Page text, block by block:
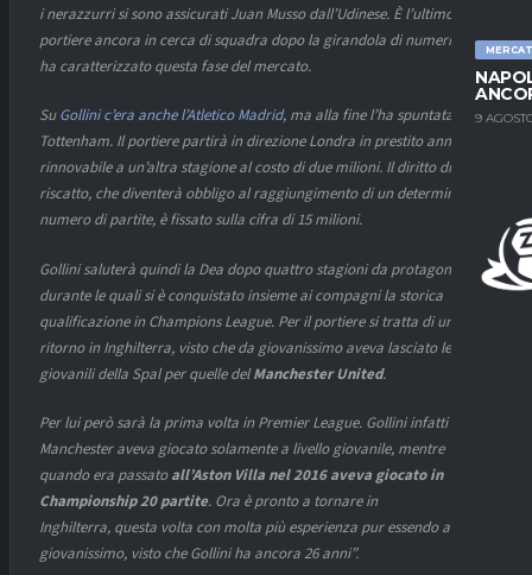
9
i nerazzurri si sono assicurati Juan Musso dall’Udinese. È l’ultimo
portiere ancora in cerca di squadra dopo la girandola di numeri 1 che
ha caratterizzato questa fase del mercato.
SuGollini c’era anche l’Atletico Madrid, ma alla fine l’ha spuntata il
Tottenham. Il portiere partirà in direzione Londra in prestito annuale
rinnovabile a un’altra stagione al costo di due milioni. Il diritto di
riscatto, che diventerà obbligo al raggiungimento di un determinato
numero di partite, è fissato sulla cifra di 15 milioni.
Gollini saluterà quindi la Dea dopo quattro stagioni da protagonista,
durante le quali si è conquistato insieme ai compagni la storica
qualificazione in Champions League. Per il portiere si tratta di un
ritorno in Inghilterra, visto che da giovanissimo aveva lasciato le
giovanili della Spal per quelle delManchester United.
Per lui però sarà la prima volta in Premier League. Gollini infatti con il
Manchester aveva giocato solamente a livello giovanile, mentre
quando era passatoall’Aston Villa nel 2016 aveva giocato in
Championship 20 partite. Ora è pronto a tornare in
Inghilterra, questa volta con molta più esperienza pur essendo ancora
giovanissimo, visto che Gollini ha ancora 26 anni”.